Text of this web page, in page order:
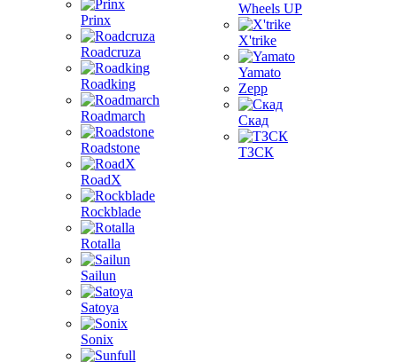
Prinx
Roadcruza
Roadking
Roadmarch
Roadstone
RoadX
Rockblade
Rotalla
Sailun
Satoya
Sonix
Wheels UP
X'trike
Yamato
Zepp
Скад
ТЗСК